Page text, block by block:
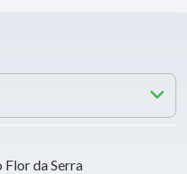
Flor da Serra